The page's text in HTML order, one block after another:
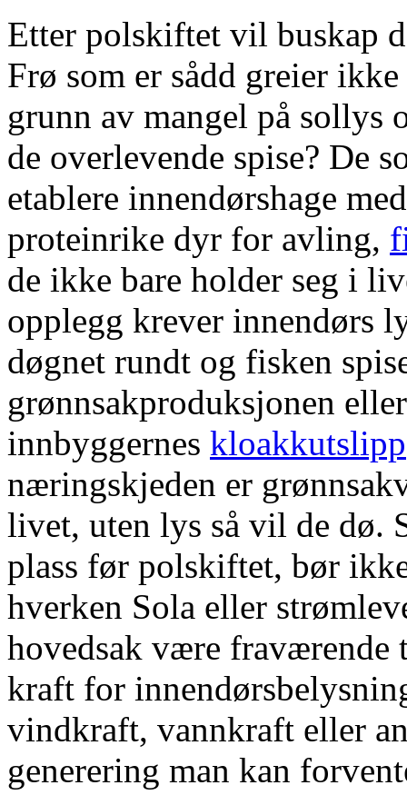
Etter polskiftet vil buskap
Frø som er sådd greier
grunn av mangel på
de overlevende spise? De
etablere innendørshage
proteinrike dyr for avling,
de ikke bare holder seg i
opplegg krever innendørs
døgnet rundt og fisken
grønnsakproduksjonen
innbyggernes kloakkutslipp
næringskjeden er
livet, uten lys så vil de dø.
plass før polskiftet, bør
hverken Sola eller
hovedsak være fraværende
kraft for
vindkraft, vannkraft eller
generering man kan